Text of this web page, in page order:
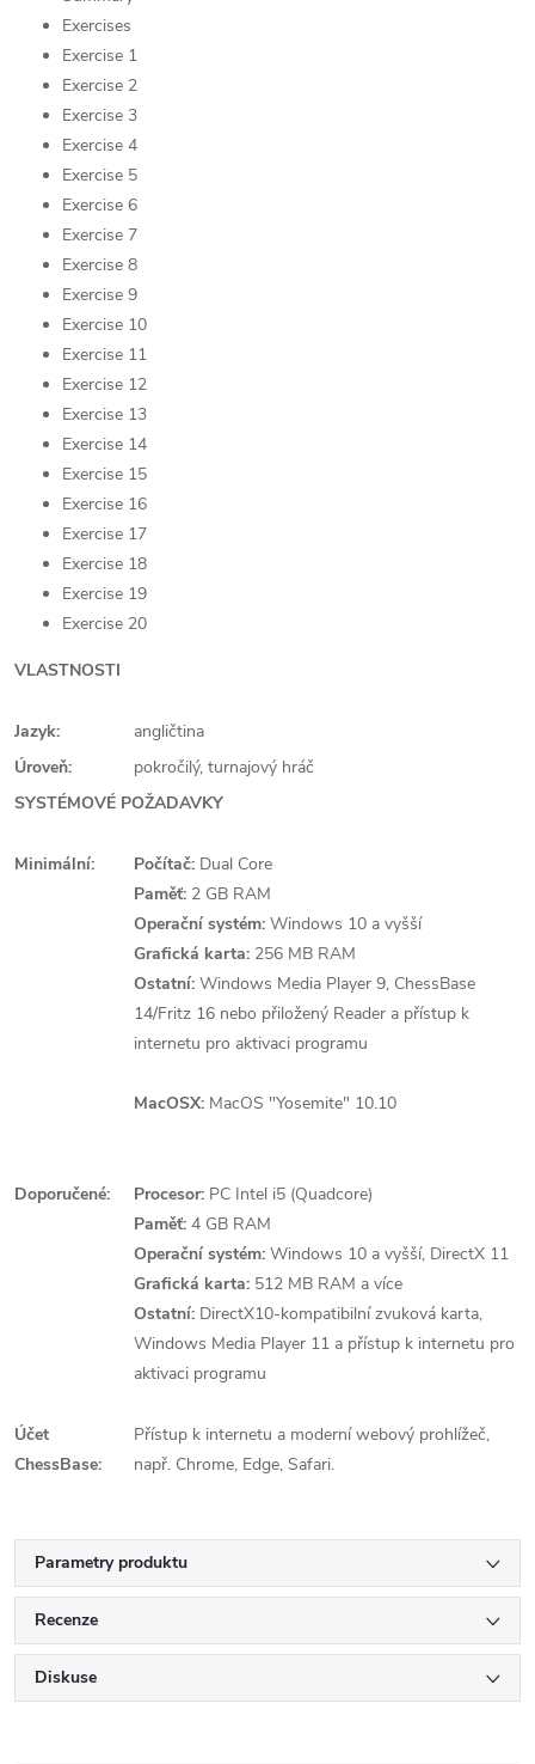
Exercises
Exercise 1
Exercise 2
Exercise 3
Exercise 4
Exercise 5
Exercise 6
Exercise 7
Exercise 8
Exercise 9
Exercise 10
Exercise 11
Exercise 12
Exercise 13
Exercise 14
Exercise 15
Exercise 16
Exercise 17
Exercise 18
Exercise 19
Exercise 20
VLASTNOSTI
Jazyk:
angličtina
Úroveň:
pokročilý, turnajový hráč
SYSTÉMOVÉ POŽADAVKY
Minimální: Počítač: Dual Core
Paměť: 2 GB RAM
Operační systém: Windows 10 a vyšší
Grafická karta: 256 MB RAM
Ostatní: Windows Media Player 9, ChessBase
14/Fritz 16 nebo přiložený Reader a přístup k
internetu pro aktivaci programu
MacOSX: MacOS "Yosemite" 10.10
Doporučené: Procesor: PC Intel i5 (Quadcore)
Paměť: 4 GB RAM
Operační systém: Windows 10 a vyšší, DirectX 11
Grafická karta: 512 MB RAM a více
Ostatní: DirectX10-kompatibilní zvuková karta,
Windows Media Player 11 a přístup k internetu pro
aktivaci programu
Účet
ChessBase:
Přístup k internetu a moderní webový prohlížeč,
např. Chrome, Edge, Safari.
Parametry produktu
Recenze
Diskuse